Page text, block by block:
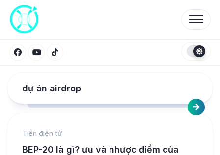
content
dự án airdrop
Tiền điện tử
BEP-20 là gì? ưu và nhược điểm của